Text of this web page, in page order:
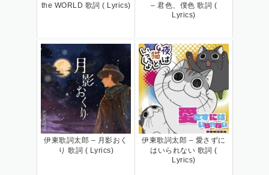
the WORLD 歌詞 ( Lyrics)
– 君色、僕色 歌詞 (
Lyrics)
伊東歌詞太郎 – 月影おく
り 歌詞 ( Lyrics)
伊東歌詞太郎 – 愛さずに
はいられない 歌詞 (
Lyrics)